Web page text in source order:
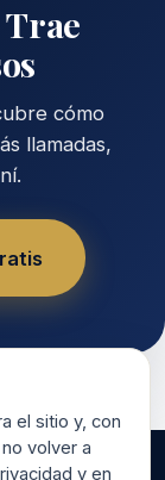
Trae
cómo
llamadas,
el sitio y, con
volver a
y en